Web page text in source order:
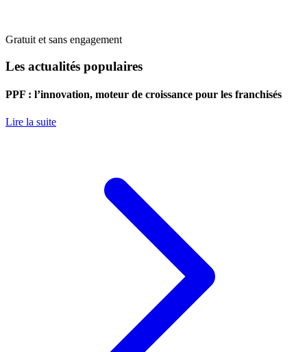
Gratuit et sans engagement
Les actualités populaires
PPF : l’innovation, moteur de croissance pour les franchisés
Lire la suite